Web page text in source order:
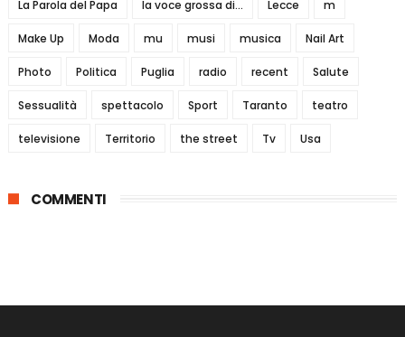
La Parola del Papa la voce grossa di... Lecce m
Make Up Moda mu musi musica Nail Art
Photo Politica Puglia radio recent Salute
Sessualità spettacolo Sport Taranto teatro
televisione Territorio the street Tv Usa
COMMENTI